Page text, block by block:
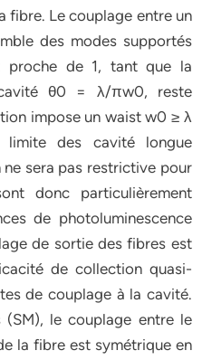
fibre. Le couplage entre un
des modes supportés
proche de 1, tant que la
θ0 = λ/πw0, reste
impose un waist w0 ≥ λ
des cavité longue
sera pas restrictive pour
donc particulièrement
de photoluminescence
de sortie des fibres est
de collection quasi-
de couplage à la cavité.
(SM), le couplage entre le
la fibre est symétrique en